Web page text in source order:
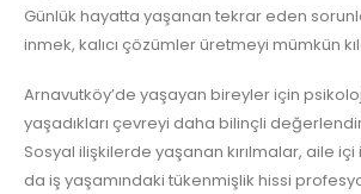
Günlük hayatta yaşanan tekrar eden
inmek, kalıcı çözümler üretmeyi mümkün
Arnavutköy’de yaşayan bireyler için
yaşadıkları çevreyi daha bilinçli
Sosyal ilişkilerde yaşanan kırılmalar, aile içi
da iş yaşamındaki tükenmişlik hissi